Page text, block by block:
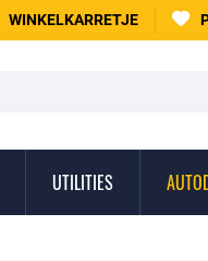
WINKELKARRETJE
UTILITIES